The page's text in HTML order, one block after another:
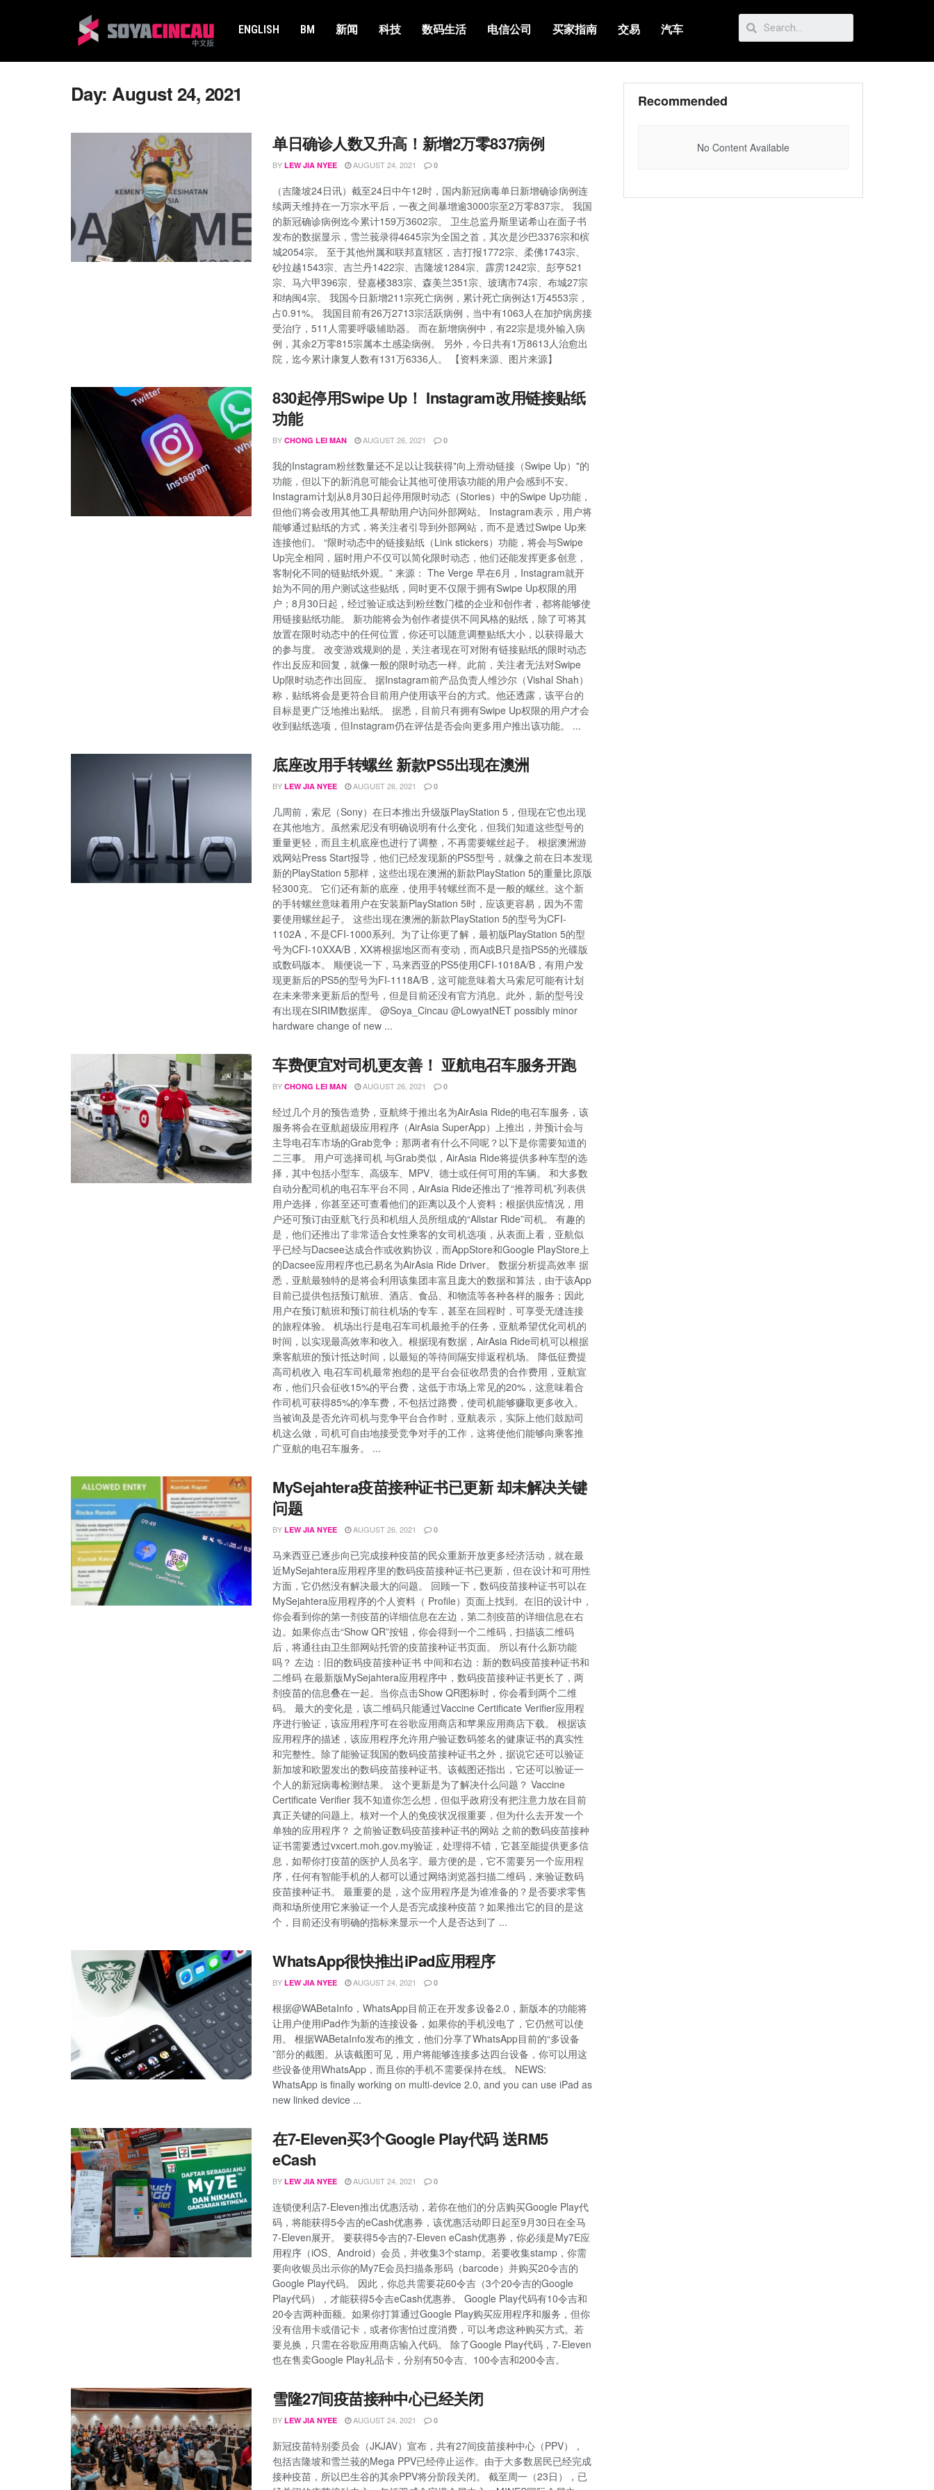
ENGLISH BM 新闻 科技 数码生活 电信公司 买家指南 交易 汽车
Day:August 24, 2021
单日确诊人数又升高！新增2万零837病例
BY LEW JIA NYEE AUGUST 24, 2021 0
（吉隆坡24日讯）截至24日中午12时，国内新冠病毒单日新增确诊病例连
续两天维持在一万宗水平后，一夜之间暴增逾3000宗至2万零837宗。 我国
的新冠确诊病例迄今累计159万3602宗。 卫生总监丹斯里诺希山在面子书
发布的数据显示，雪兰莪录得4645宗为全国之首，其次是沙巴3376宗和槟
城2054宗。 至于其他州属和联邦直辖区，吉打报1772宗、柔佛1743宗、
砂拉越1543宗、吉兰丹1422宗、吉隆坡1284宗、霹雳1242宗、彭亨521
宗、马六甲396宗、登嘉楼383宗、森美兰351宗、玻璃市74宗、布城27宗
和纳闽4宗。 我国今日新增211宗死亡病例，累计死亡病例达1万4553宗，
占0.91%。 我国目前有26万2713宗活跃病例，当中有1063人在加护病房接
受治疗，511人需要呼吸辅助器。 而在新增病例中，有22宗是境外输入病
例，其余2万零815宗属本土感染病例。 另外，今日共有1万8613人治愈出
院，迄今累计康复人数有131万6336人。 【资料来源、图片来源】
830起停用Swipe Up！ Instagram改用链接贴纸
功能
BY CHONG LEI MAN AUGUST 26, 2021 0
我的Instagram粉丝数量还不足以让我获得"向上滑动链接（Swipe Up）"的
功能，但以下的新消息可能会让其他可使用该功能的用户会感到不安。
Instagram计划从8月30日起停用限时动态（Stories）中的Swipe Up功能，
但他们将会改用其他工具帮助用户访问外部网站。 Instagram表示，用户将
能够通过贴纸的方式，将关注者引导到外部网站，而不是透过Swipe Up来
连接他们。 “限时动态中的链接贴纸（Link stickers）功能，将会与Swipe
Up完全相同，届时用户不仅可以简化限时动态，他们还能发挥更多创意，
客制化不同的链贴纸外观。” 来源： The Verge 早在6月，Instagram就开
始为不同的用户测试这些贴纸，同时更不仅限于拥有Swipe Up权限的用
户；8月30日起，经过验证或达到粉丝数门槛的企业和创作者，都将能够使
用链接贴纸功能。 新功能将会为创作者提供不同风格的贴纸，除了可将其
放置在限时动态中的任何位置，你还可以随意调整贴纸大小，以获得最大
的参与度。 改变游戏规则的是，关注者现在可对附有链接贴纸的限时动态
作出反应和回复，就像一般的限时动态一样。此前，关注者无法对Swipe
Up限时动态作出回应。 据Instagram前产品负责人维沙尔（Vishal Shah）
称，贴纸将会是更符合目前用户使用该平台的方式。他还透露，该平台的
目标是更广泛地推出贴纸。 据悉，目前只有拥有Swipe Up权限的用户才会
收到贴纸选项，但Instagram仍在评估是否会向更多用户推出该功能。 ...
底座改用手转螺丝 新款PS5出现在澳洲
BY LEW JIA NYEE AUGUST 26, 2021 0
几周前，索尼（Sony）在日本推出升级版PlayStation 5，但现在它也出现
在其他地方。虽然索尼没有明确说明有什么变化，但我们知道这些型号的
重量更轻，而且主机底座也进行了调整，不再需要螺丝起子。 根据澳洲游
戏网站Press Start报导，他们已经发现新的PS5型号，就像之前在日本发现
新的PlayStation 5那样，这些出现在澳洲的新款PlayStation 5的重量比原版
轻300克。 它们还有新的底座，使用手转螺丝而不是一般的螺丝。这个新
的手转螺丝意味着用户在安装新PlayStation 5时，应该更容易，因为不需
要使用螺丝起子。 这些出现在澳洲的新款PlayStation 5的型号为CFI-
1102A，不是CFI-1000系列。为了让你更了解，最初版PlayStation 5的型
号为CFI-10XXA/B，XX将根据地区而有变动，而A或B只是指PS5的光碟版
或数码版本。 顺便说一下，马来西亚的PS5使用CFI-1018A/B，有用户发
现更新后的PS5的型号为FI-1118A/B，这可能意味着大马索尼可能有计划
在未来带来更新后的型号，但是目前还没有官方消息。此外，新的型号没
有出现在SIRIM数据库。 @Soya_Cincau @LowyatNET possibly minor
hardware change of new ...
车费便宜对司机更友善！ 亚航电召车服务开跑
BY CHONG LEI MAN AUGUST 26, 2021 0
经过几个月的预告造势，亚航终于推出名为AirAsia Ride的电召车服务，该
服务将会在亚航超级应用程序（AirAsia SuperApp）上推出，并预计会与
主导电召车市场的Grab竞争；那两者有什么不同呢？以下是你需要知道的
二三事。 用户可选择司机 与Grab类似，AirAsia Ride将提供多种车型的选
择，其中包括小型车、高级车、MPV、德士或任何可用的车辆。 和大多数
自动分配司机的电召车平台不同，AirAsia Ride还推出了“推荐司机”列表供
用户选择，你甚至还可查看他们的距离以及个人资料；根据供应情况，用
户还可预订由亚航飞行员和机组人员所组成的“Allstar Ride”司机。 有趣的
是，他们还推出了非常适合女性乘客的女司机选项，从表面上看，亚航似
乎已经与Dacsee达成合作或收购协议，而AppStore和Google PlayStore上
的Dacsee应用程序也已易名为AirAsia Ride Driver。 数据分析提高效率 据
悉，亚航最独特的是将会利用该集团丰富且庞大的数据和算法，由于该App
目前已提供包括预订航班、酒店、食品、和物流等各种各样的服务；因此
用户在预订航班和预订前往机场的专车，甚至在回程时，可享受无缝连接
的旅程体验。 机场出行是电召车司机最抢手的任务，亚航希望优化司机的
时间，以实现最高效率和收入。根据现有数据，AirAsia Ride司机可以根据
乘客航班的预计抵达时间，以最短的等待间隔安排返程机场。 降低征费提
高司机收入 电召车司机最常抱怨的是平台会征收昂贵的合作费用，亚航宣
布，他们只会征收15%的平台费，这低于市场上常见的20%，这意味着合
作司机可获得85%的净车费，不包括过路费，使司机能够赚取更多收入。
当被询及是否允许司机与竞争平台合作时，亚航表示，实际上他们鼓励司
机这么做，司机可自由地接受竞争对手的工作，这将使他们能够向乘客推
广亚航的电召车服务。 ...
MySejahtera疫苗接种证书已更新 却未解决关键
问题
BY LEW JIA NYEE AUGUST 26, 2021 0
马来西亚已逐步向已完成接种疫苗的民众重新开放更多经济活动，就在最
近MySejahtera应用程序里的数码疫苗接种证书已更新，但在设计和可用性
方面，它仍然没有解决最大的问题。 回顾一下，数码疫苗接种证书可以在
MySejahtera应用程序的个人资料（ Profile）页面上找到。在旧的设计中，
你会看到你的第一剂疫苗的详细信息在左边，第二剂疫苗的详细信息在右
边。如果你点击“Show QR”按钮，你会得到一个二维码，扫描该二维码
后，将通往由卫生部网站托管的疫苗接种证书页面。 所以有什么新功能
吗？ 左边：旧的数码疫苗接种证书 中间和右边：新的数码疫苗接种证书和
二维码 在最新版MySejahtera应用程序中，数码疫苗接种证书更长了，两
剂疫苗的信息叠在一起。当你点击Show QR图标时，你会看到两个二维
码。 最大的变化是，该二维码只能通过Vaccine Certificate Verifier应用程
序进行验证，该应用程序可在谷歌应用商店和苹果应用商店下载。 根据该
应用程序的描述，该应用程序允许用户验证数码签名的健康证书的真实性
和完整性。除了能验证我国的数码疫苗接种证书之外，据说它还可以验证
新加坡和欧盟发出的数码疫苗接种证书。该截图还指出，它还可以验证一
个人的新冠病毒检测结果。 这个更新是为了解决什么问题？ Vaccine
Certificate Verifier 我不知道你怎么想，但似乎政府没有把注意力放在目前
真正关键的问题上。核对一个人的免疫状况很重要，但为什么去开发一个
单独的应用程序？ 之前验证数码疫苗接种证书的网站 之前的数码疫苗接种
证书需要透过vxcert.moh.gov.my验证，处理得不错，它甚至能提供更多信
息，如帮你打疫苗的医护人员名字。最方便的是，它不需要另一个应用程
序，任何有智能手机的人都可以通过网络浏览器扫描二维码，来验证数码
疫苗接种证书。 最重要的是，这个应用程序是为谁准备的？是否要求零售
商和场所使用它来验证一个人是否完成接种疫苗？如果推出它的目的是这
个，目前还没有明确的指标来显示一个人是否达到了 ...
WhatsApp很快推出iPad应用程序
BY LEW JIA NYEE AUGUST 24, 2021 0
根据@WABetaInfo，WhatsApp目前正在开发多设备2.0，新版本的功能将
让用户使用iPad作为新的连接设备，如果你的手机没电了，它仍然可以使
用。 根据WABetaInfo发布的推文，他们分享了WhatsApp目前的“多设备
”部分的截图。从该截图可见，用户将能够连接多达四台设备，你可以用这
些设备使用WhatsApp，而且你的手机不需要保持在线。 NEWS:
WhatsApp is finally working on multi-device 2.0, and you can use iPad as
new linked device ...
在7-Eleven买3个Google Play代码 送RM5
eCash
BY LEW JIA NYEE AUGUST 24, 2021 0
连锁便利店7-Eleven推出优惠活动，若你在他们的分店购买Google Play代
码，将能获得5令吉的eCash优惠券，该优惠活动即日起至9月30日在全马
7-Eleven展开。 要获得5令吉的7-Eleven eCash优惠券，你必须是My7E应
用程序（iOS、Android）会员，并收集3个stamp。若要收集stamp，你需
要向收银员出示你的My7E会员扫描条形码（barcode）并购买20令吉的
Google Play代码。 因此，你总共需要花60令吉（3个20令吉的Google
Play代码），才能获得5令吉eCash优惠券。 Google Play代码有10令吉和
20令吉两种面额。如果你打算通过Google Play购买应用程序和服务，但你
没有信用卡或借记卡，或者你害怕过度消费，可以考虑这种购买方式。若
要兑换，只需在谷歌应用商店输入代码。 除了Google Play代码，7-Eleven
也在售卖Google Play礼品卡，分别有50令吉、100令吉和200令吉。
雪隆27间疫苗接种中心已经关闭
BY LEW JIA NYEE AUGUST 24, 2021 0
新冠疫苗特别委员会（JKJAV）宣布，共有27间疫苗接种中心（PPV），
包括吉隆坡和雪兰莪的Mega PPV已经停止运作。由于大多数居民已经完成
接种疫苗，所以巴生谷的其余PPV将分阶段关闭。 截至周一（23日），已
Recommended
No Content Available